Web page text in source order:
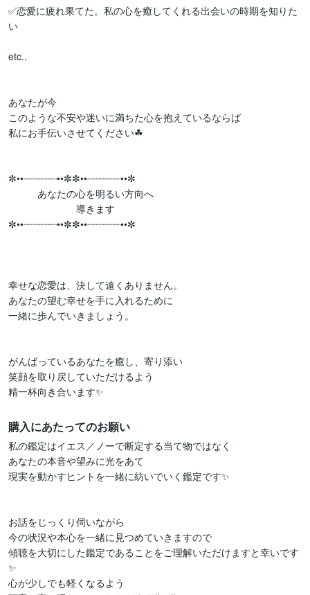
✅恋愛に疲れ果てた。私の心を癒してくれる出会いの時期を知りた
い
etc..
あなたが今
このような不安や迷いに満ちた心を抱えているならば
私にお手伝いさせてください☘
✼••┈┈┈┈┈┈••✼✼••┈┈┈┈┈┈••✼
あなたの心を明るい方向へ
導きます
✼••┈┈┈┈┈┈••✼✼••┈┈┈┈┈┈••✼
幸せな恋愛は、決して遠くありません。
あなたの望む幸せを手に入れるために
一緒に歩んでいきましょう。
がんばっているあなたを癒し、寄り添い
笑顔を取り戻していただけるよう
精一杯向き合います✨
購入にあたってのお願い
私の鑑定はイエス／ノーで断定する当て物ではなく
あなたの本音や望みに光をあて
現実を動かすヒントを一緒に紡いでいく鑑定です✨
お話をじっくり伺いながら
今の状況や本心を一緒に見つめていきますので
傾聴を大切にした鑑定であることをご理解いただけますと幸いです
✨
心が少しでも軽くなるよう